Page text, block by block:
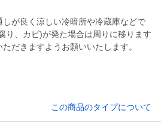
が良く涼しい冷暗所や冷蔵庫などで
り、カビ)が発た場合は周りに移ります
この商品のタイプについて